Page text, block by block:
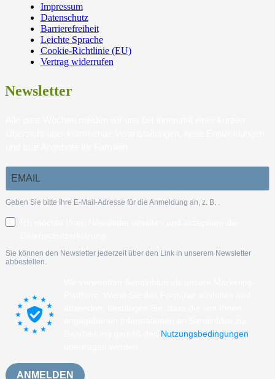
Impressum
Datenschutz
Barrierefreiheit
Leichte Sprache
Cookie-Richtlinie (EU)
Vertrag widerrufen
Newsletter
Geben Sie bitte Ihre E-Mail-Adresse für die Anmeldung an, z. B. .
Sie können den Newsletter jederzeit über den Link in unserem Newsletter
abbestellen.
Nutzungsbedingungen
ANMELDEN